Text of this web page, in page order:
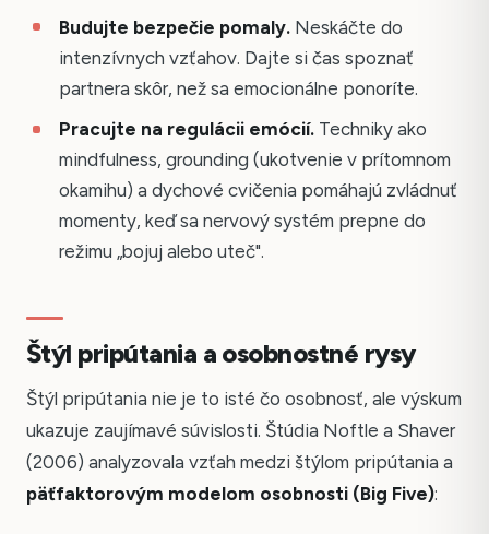
Budujte bezpečie pomaly.Neskáčte do
intenzívnych vzťahov. Dajte si čas spoznať
partnera skôr, než sa emocionálne ponoríte.
Pracujte na regulácii emócií.Techniky ako
mindfulness, grounding (ukotvenie v prítomnom
okamihu) a dychové cvičenia pomáhajú zvládnuť
momenty, keď sa nervový systém prepne do
režimu „bojuj alebo uteč".
Štýl pripútania a osobnostné rysy
Štýl pripútania nie je to isté čo osobnosť, ale výskum
ukazuje zaujímavé súvislosti. Štúdia Noftle a Shaver
(2006) analyzovala vzťah medzi štýlom pripútania a
päťfaktorovým modelom osobnosti (Big Five):